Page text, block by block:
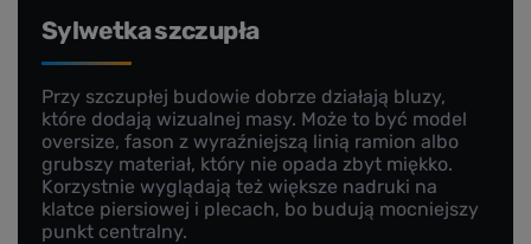
Sylwetka szczupła
Przy szczupłej budowie dobrze działają bluzy,
które dodają wizualnej masy. Może to być model
oversize, fason z wyraźniejszą linią ramion albo
grubszy materiał, który nie opada zbyt miękko.
Korzystnie wyglądają też większe nadruki na
klatce piersiowej i plecach, bo budują mocniejszy
punkt centralny.